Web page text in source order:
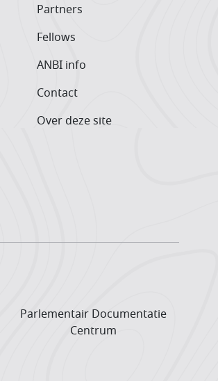
Partners
Fellows
ANBI info
Contact
Over deze site
Parlementair Documentatie
Centrum